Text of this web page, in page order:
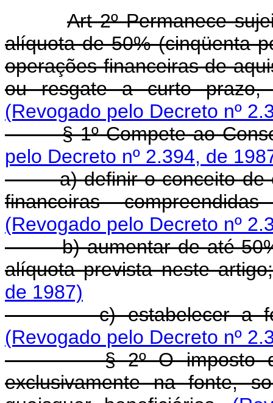
Art 2º Permanece
alíquota de 50% (cinqüenta
operações financeiras de
ou resgate a curto prazo,
(Revogado pelo Decreto nº
§ 1º Compete ao
pelo Decreto nº 2.394, de
a) definir o conceito de
financeiras
(Revogado pelo Decreto nº
b) aumentar de até 50%
alíquota prevista neste
de 1987)
c) estabelecer a forma
(Revogado pelo Decreto nº
§ 2º O imposto de
exclusivamente na fonte,